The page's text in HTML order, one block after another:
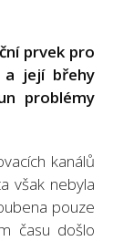
prvek pro
a její břehy
problémy
kanálů
však nebyla
pouze
času došlo